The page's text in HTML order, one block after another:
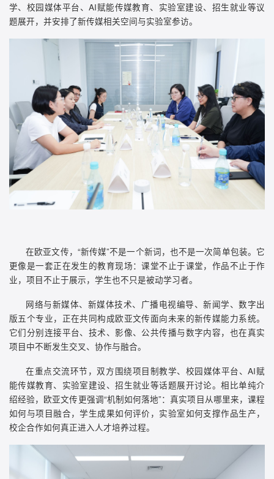
学、校园媒体平台、AI赋能传媒教育、实验室建设、招生就业等议
题展开，并安排了新传媒相关空间与实验室参访。
在欧亚文传，“新传媒”不是一个新词，也不是一次简单包装。它
更像是一套正在发生的教育现场：课堂不止于课堂，作品不止于作
业，项目不止于展示，学生也不只是被动学习者。
网络与新媒体、新媒体技术、广播电视编导、新闻学、数字出
版五个专业，正在共同构成欧亚文传面向未来的新传媒能力系统。
它们分别连接平台、技术、影像、公共传播与数字内容，也在真实
项目中不断发生交叉、协作与融合。
在重点交流环节，双方围绕项目制教学、校园媒体平台、AI赋
能传媒教育、实验室建设、招生就业等话题展开讨论。相比单纯介
绍经验，欧亚文传更强调“机制如何落地”：真实项目从哪里来，课程
如何与项目融合，学生成果如何评价，实验室如何支撑作品生产，
校企合作如何真正进入人才培养过程。